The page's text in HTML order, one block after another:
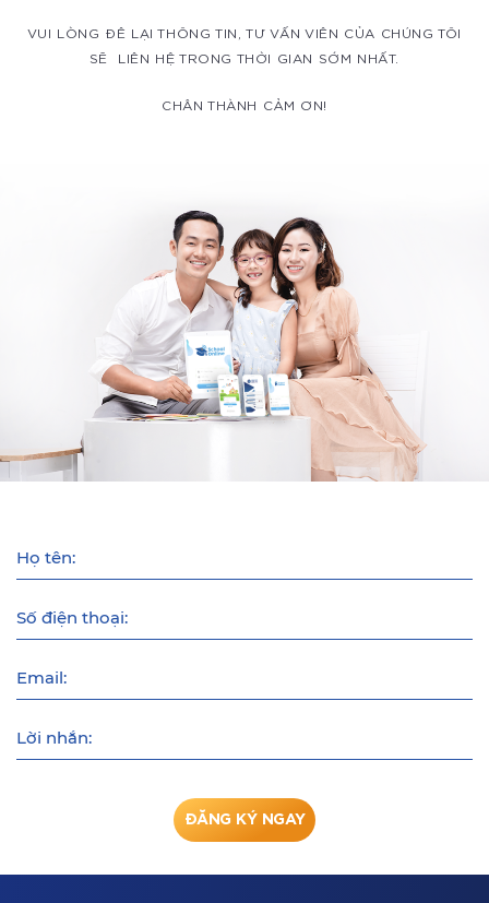
VUI LÒNG ĐÊ LẠI THÔNG TIN, TƯ VẤN VIÊN CỦA CHÚNG TÔI
SẼ LIÊN HỆ TRONG THỜI GIAN SỚM NHẤT.
CHÂN THÀNH CẢM ƠN!
Họ tên:
Số điện thoại:
Email:
Lời nhắn:
ĐĂNG KÝ NGAY